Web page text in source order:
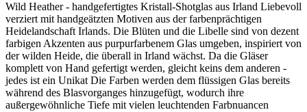
Wild Heather - handgefertigtes Kristall-Shotglas aus Irland Liebevoll
verziert mit handgeätzten Motiven aus der farbenprächtigen
Heidelandschaft Irlands. Die Blüten und die Libelle sind von dezent
farbigen Akzenten aus purpurfarbenem Glas umgeben, inspiriert von
der wilden Heide, die überall in Irland wächst. Da die Gläser
komplett von Hand gefertigt werden, gleicht keins dem anderen -
jedes ist ein Unikat Die Farben werden dem flüssigen Glas bereits
während des Blasvorganges hinzugefügt, wodurch ihre
außergewöhnliche Tiefe mit vielen leuchtenden Farbnuancen